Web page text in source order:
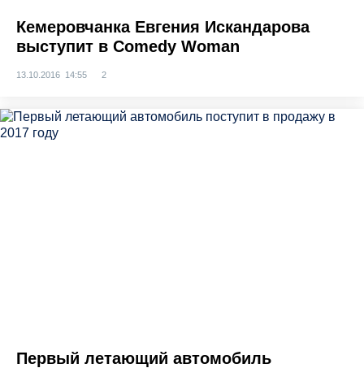
Кемеровчанка Евгения Искандарова
выступит в Comedy Woman
13.10.2016 14:55 2
Первый летающий автомобиль